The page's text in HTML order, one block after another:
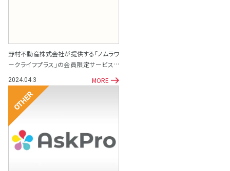
野村不動産株式会社が提供する「ノムラワ
ークライフプラス」の会員限定サービスと
2024.04.3 MORE
その他